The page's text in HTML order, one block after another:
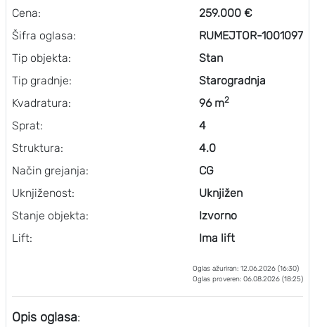
Cena:
Šifra oglasa:
Tip objekta:
Tip gradnje:
Kvadratura:
Sprat:
Struktura:
Način grejanja:
Uknjiženost:
Stanje objekta:
Lift:
259.000 €
RUMEJTOR-1001097
Stan
Starogradnja
96 m2
4
4.0
CG
Uknjižen
Izvorno
Ima lift
Oglas ažuriran: 12.06.2026 (16:30)
Oglas proveren: 06.08.2026 (18:25)
Opis oglasa: